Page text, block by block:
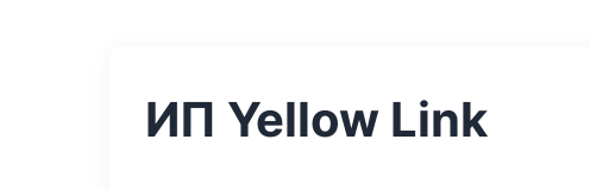
ИП Yellow Link